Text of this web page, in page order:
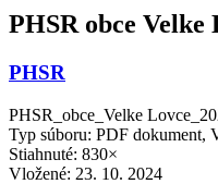
PHSR obce Velke
PHSR
PHSR_obce_Velke
Typ súboru: PDF dokument,
Stiahnuté: 830×
Vložené: 23. 10. 2024